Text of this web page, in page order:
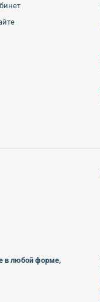
в любой форме,